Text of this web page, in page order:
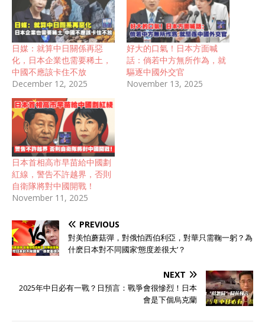
日媒：就算中日關係再惡
化，日本企業也需要稀土，
中國不應該卡住不放
December 12, 2025
好大的口氣！日本方面喊
話：倘若中方無所作為，就
驅逐中國外交官
November 13, 2025
日本首相高市早苗給中國劃
紅線，警告不許越界，否則
自衛隊將對中國開戰！
November 11, 2025
PREVIOUS
對美怕蘑菇彈，對俄怕西伯利亞，對華只需鞠一躬？為
什麽日本對不同國家‘態度差很大’？
NEXT
2025年中日必有一戰？日預言：戰爭會很慘烈！日本
會是下個烏克蘭